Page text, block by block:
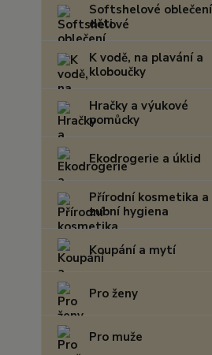
Softshelové
děti
K vodě, na plavání a
kloboučky
Hračky a výukové
pomůcky
Ekodrogerie a úklid
Přírodní kosmetika a
zubní hygiena
Koupání a mytí
Pro ženy
Pro muže